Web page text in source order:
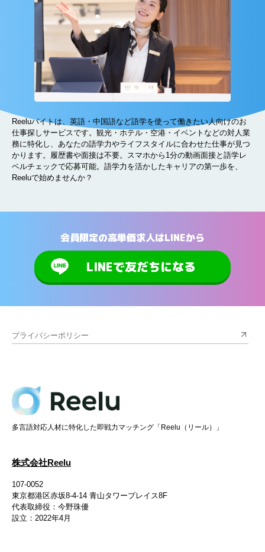
Reeluバイトは、英語・中国語など語学を使って働きたい人向けのお
仕事探しサービスです。観光・ホテル・空港・イベントなどの対人業
務に特化し、あなたの語学力やライフスタイルに合わせた仕事が見つ
かります。履歴書や面接は不要。スマホから1分の動画面接と語学レ
ベルチェックで応募可能。語学力を活かしたキャリアの第一歩を、
Reeluで始めませんか？
会員限定の高単価求人はLINEから
LINEで友だちになる
プライバシーポリシー
多言語対応人材に特化した即戦力マッチング「Reelu（リール）」
株式会社Reelu
107-0052
東京都港区赤坂8-4-14 青山タワープレイス8F
代表取締役：今野珠優
設立：2022年4月